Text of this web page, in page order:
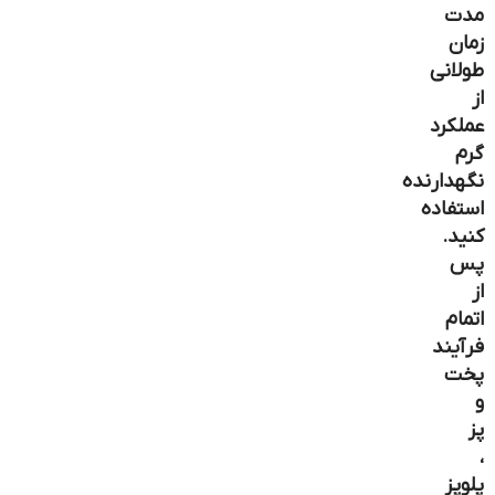
مدت
زمان
طولانی
از
عملکرد
گرم
نگهدارنده
استفاده
کنید.
پس
از
اتمام
فرآیند
پخت
و
پز
،
پلوپز